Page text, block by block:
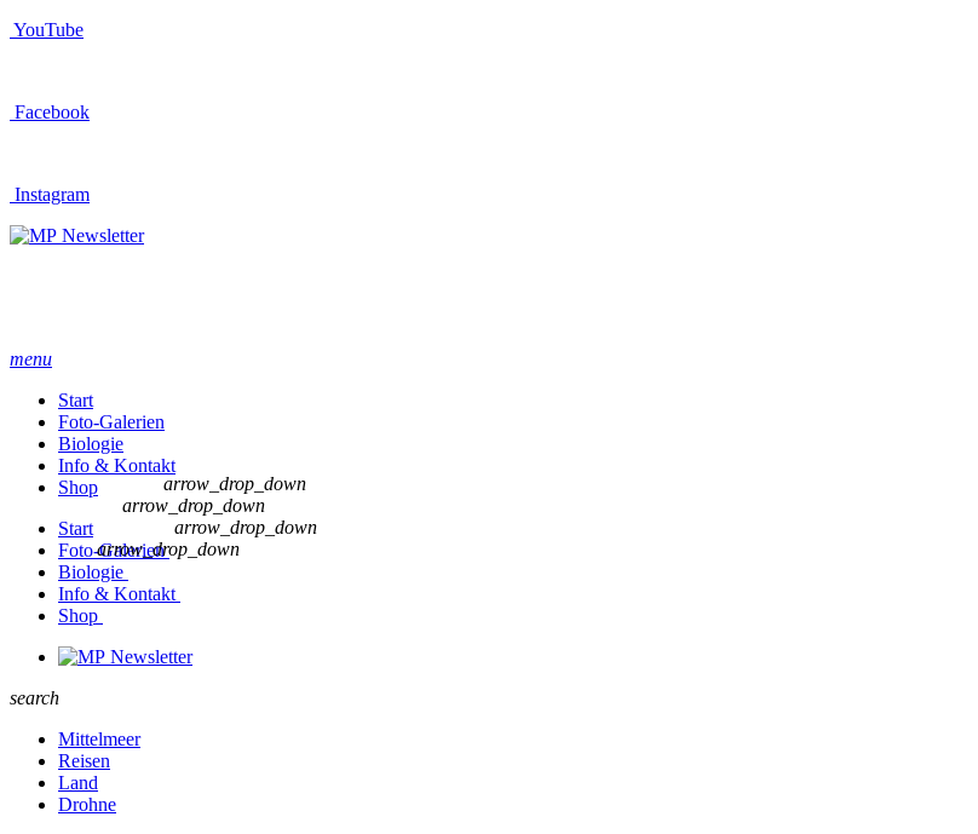
YouTube
Facebook
Instagram
Newsletter
menu
Start
Foto-Galerien
Biologie
Info & Kontakt
Shop
Start
Foto-Galerien
arrow_drop_down
Biologie
arrow_drop_down
Info & Kontakt
arrow_drop_down
Shop
arrow_drop_down
Newsletter
search
Mittelmeer
Reisen
Land
Drohne